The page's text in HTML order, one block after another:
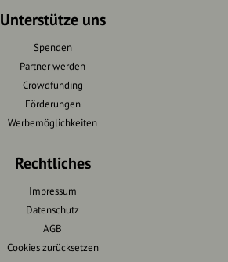
Unterstütze uns
Spenden
Partner werden
Crowdfunding
Förderungen
Werbemöglichkeiten
Rechtliches
Impressum
Datenschutz
AGB
Cookies zurücksetzen